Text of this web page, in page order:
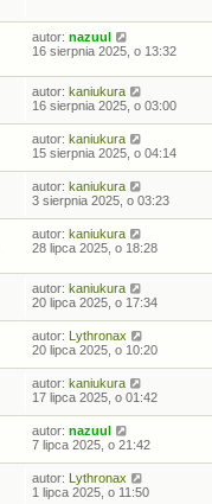
autor: nazuul
16 sierpnia 2025, o 13:32
autor: kaniukura
16 sierpnia 2025, o 03:00
autor: kaniukura
15 sierpnia 2025, o 04:14
autor: kaniukura
3 sierpnia 2025, o 03:23
autor: kaniukura
28 lipca 2025, o 18:28
autor: kaniukura
20 lipca 2025, o 17:34
autor: Lythronax
20 lipca 2025, o 10:20
autor: kaniukura
17 lipca 2025, o 01:42
autor: nazuul
7 lipca 2025, o 21:42
autor: Lythronax
1 lipca 2025, o 11:50